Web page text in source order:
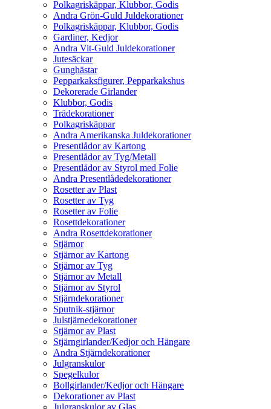
Polkagriskäppar, Klubbor, Godis
Andra Grön-Guld Juldekorationer
Polkagriskäppar, Klubbor, Godis
Gardiner, Kedjor
Andra Vit-Guld Juldekorationer
Jutesäckar
Gunghästar
Pepparkaksfigurer, Pepparkakshus
Dekorerade Girlander
Klubbor, Godis
Trädekorationer
Polkagriskäppar
Andra Amerikanska Juldekorationer
Presentlådor av Kartong
Presentlådor av Tyg/Metall
Presentlådor av Styrol med Folie
Andra Presentlådedekorationer
Rosetter av Plast
Rosetter av Tyg
Rosetter av Folie
Rosettdekorationer
Andra Rosettdekorationer
Stjärnor
Stjärnor av Kartong
Stjärnor av Tyg
Stjärnor av Metall
Stjärnor av Styrol
Stjärndekorationer
Sputnik-stjärnor
Julstjärnedekorationer
Stjärnor av Plast
Stjärngirlander/Kedjor och Hängare
Andra Stjärndekorationer
Julgranskulor
Spegelkulor
Bollgirlander/Kedjor och Hängare
Dekorationer av Plast
Julgranskulor av Glas